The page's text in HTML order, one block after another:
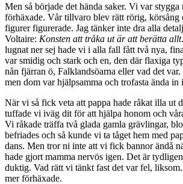
Men så började det hända saker. Vi var
förhäxade. Vår tillvaro blev rätt rörig, körsång
figurer figurerade. Jag tänker inte dra alla
Voltaire: Konsten att tråka ut är att berätta allt
lugnat ner sej hade vi i alla fall fått två nya,
var smidig och stark och en, den där flaxiga
nån fjärran ö, Falklandsöarna eller vad det var.
men dom var hjälpsamma och trofasta ända in
När vi så fick veta att pappa hade råkat illa ut
tuffade vi iväg dit för att hjälpa honom och
Vi råkade träffa två glada gamla grävlingar,
befriades och så kunde vi ta tåget hem med
dans. Men tror ni inte att vi fick bannor ändå
hade gjort mamma nervös igen. Det är
duktig. Vad rätt vi tänkt fast det var fel,
mer förhäxade.